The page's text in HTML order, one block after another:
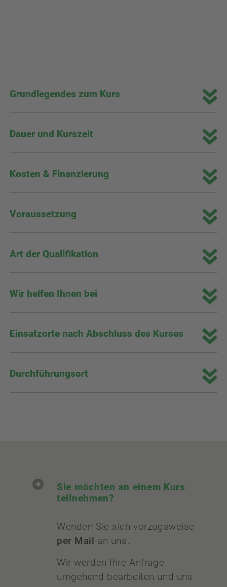
Grundlegendes zum Kurs
Dauer und Kurszeit
Kosten & Finanzierung
Voraussetzung
Art der Qualifikation
Wir helfen Ihnen bei
Einsatzorte nach Abschluss des Kurses
Durchführungsort
Sie möchten an einem Kurs
teilnehmen?
Wenden Sie sich vorzugsweise
per Mail
an uns.
Wir werden Ihre Anfrage
umgehend bearbeiten und uns